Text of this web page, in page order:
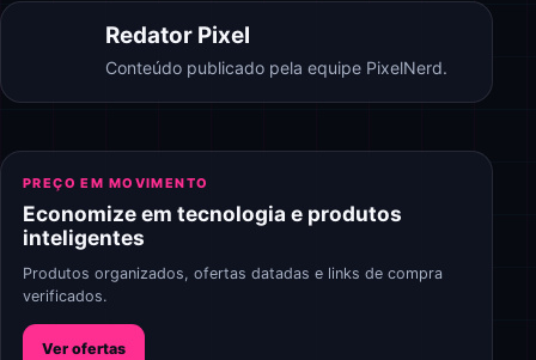
Redator Pixel
Conteúdo publicado pela equipe PixelNerd.
PREÇO EM MOVIMENTO
Economize em tecnologia e produtos
inteligentes
Produtos organizados, ofertas datadas e links de compra
verificados.
Ver ofertas